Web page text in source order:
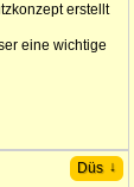
erstellt
eine wichtige
Düs ↓